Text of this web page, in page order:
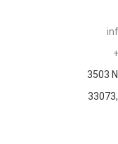
3503